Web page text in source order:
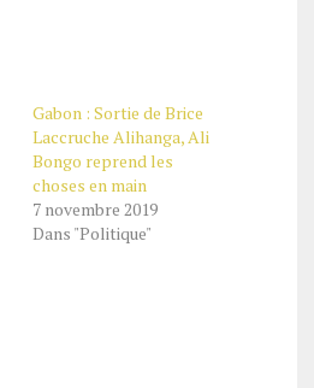
Gabon : Sortie de Brice
Laccruche Alihanga, Ali
Bongo reprend les
choses en main
7 novembre 2019
Dans "Politique"